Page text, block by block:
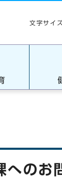
文字サイ
への